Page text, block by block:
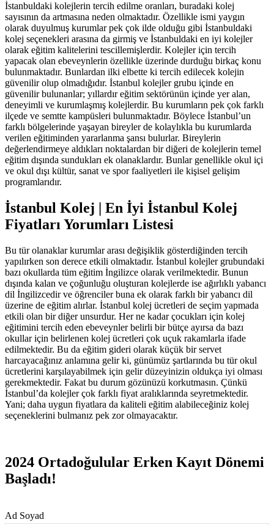
İstanbuldaki kolejlerin tercih edilme oranları, buradaki kolej
sayısının da artmasına neden olmaktadır. Özellikle ismi yaygın
olarak duyulmuş kurumlar pek çok ilde olduğu gibi İstanbuldaki
kolej seçenekleri arasına da girmiş ve İstanbuldaki en iyi kolejler
olarak eğitim kalitelerini tescillemişlerdir. Kolejler için tercih
yapacak olan ebeveynlerin özellikle üzerinde durduğu birkaç konu
bulunmaktadır. Bunlardan ilki elbette ki tercih edilecek kolejin
güvenilir olup olmadığıdır. İstanbul kolejler grubu içinde en
güvenilir bulunanlar; yıllardır eğitim sektörünün içinde yer alan,
deneyimli ve kurumlaşmış kolejlerdir. Bu kurumların pek çok farklı
ilçede ve semtte kampüsleri bulunmaktadır. Böylece İstanbul’un
farklı bölgelerinde yaşayan bireyler de kolaylıkla bu kurumlarda
verilen eğitiminden yararlanma şansı bulurlar. Bireylerin
değerlendirmeye aldıkları noktalardan bir diğeri de kolejlerin temel
eğitim dışında sundukları ek olanaklardır. Bunlar genellikle okul içi
ve okul dışı kültür, sanat ve spor faaliyetleri ile kişisel gelişim
programlarıdır.
İstanbul Kolej | En İyi İstanbul Kolej
Fiyatları Yorumları Listesi
Bu tür olanaklar kurumlar arası değişiklik gösterdiğinden tercih
yapılırken son derece etkili olmaktadır. İstanbul kolejler grubundaki
bazı okullarda tüm eğitim İngilizce olarak verilmektedir. Bunun
dışında kalan ve çoğunluğu oluşturan kolejlerde ise ağırlıklı yabancı
dil İngilizcedir ve öğrenciler buna ek olarak farklı bir yabancı dil
üzerine de eğitim alırlar. İstanbul kolej ücretleri de seçim yapmada
etkili olan bir diğer unsurdur. Her ne kadar çocukları için kolej
eğitimini tercih eden ebeveynler belirli bir bütçe ayırsa da bazı
okullar için belirlenen kolej ücretleri çok uçuk rakamlarla ifade
edilmektedir. Bu da eğitim gideri olarak küçük bir servet
harcayacağınız anlamına gelir ki, günümüz şartlarında bu tür okul
ücretlerini karşılayabilmek için gelir düzeyinizin oldukça iyi olması
gerekmektedir. Fakat bu durum gözünüzü korkutmasın. Çünkü
İstanbul’da kolejler çok farklı fiyat aralıklarında seyretmektedir.
Yani; daha uygun fiyatlara da kaliteli eğitim alabileceğiniz kolej
seçeneklerini bulmanız pek zor olmayacaktır.
2024 Ortadoğulular Erken Kayıt Dönemi
Başladı!
Ad Soyad